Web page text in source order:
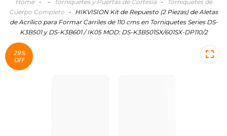
Home - - Torniquetes y Puertas de Cortesía -
Torniquetes de
Cuerpo Completo - HIKVISION Kit de Repuesto (2 Piezas) de Aletas
de Acrílico para Formar Carriles de 110 cms en Torniquetes Series DS-
K3B501 y DS-K3B601 / IK05 MOD: DS-K3B501SX/601SX-DP110/2
29%
OFF